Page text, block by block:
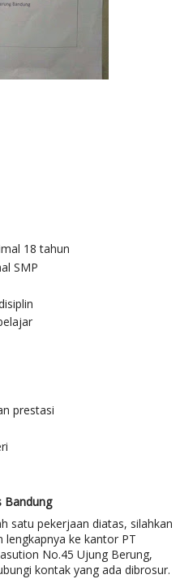
18 tahun
SMP
prestasi
Bandung
satu pekerjaan diatas, silahkan
lengkapnya ke kantor PT
No.45 Ujung Berung,
kontak yang ada dibrosur.